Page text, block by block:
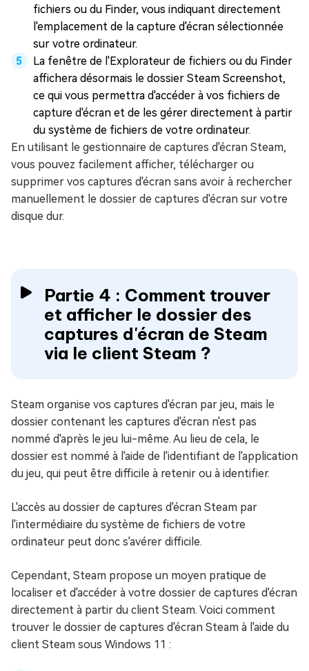
fichiers ou du Finder, vous indiquant directement
l'emplacement de la capture d'écran sélectionnée
sur votre ordinateur.
La fenêtre de l'Explorateur de fichiers ou du Finder
affichera désormais le dossier Steam Screenshot,
ce qui vous permettra d'accéder à vos fichiers de
capture d'écran et de les gérer directement à partir
du système de fichiers de votre ordinateur.
En utilisant le gestionnaire de captures d'écran Steam,
vous pouvez facilement afficher, télécharger ou
supprimer vos captures d'écran sans avoir à rechercher
manuellement le dossier de captures d'écran sur votre
disque dur.
Partie 4 : Comment trouver
et afficher le dossier des
captures d'écran de Steam
via le client Steam ?
Steam organise vos captures d'écran par jeu, mais le
dossier contenant les captures d'écran n'est pas
nommé d'après le jeu lui-même. Au lieu de cela, le
dossier est nommé à l'aide de l'identifiant de l'application
du jeu, qui peut être difficile à retenir ou à identifier.
L'accès au dossier de captures d'écran Steam par
l'intermédiaire du système de fichiers de votre
ordinateur peut donc s'avérer difficile.
Cependant, Steam propose un moyen pratique de
localiser et d'accéder à votre dossier de captures d'écran
directement à partir du client Steam. Voici comment
trouver le dossier de captures d'écran Steam à l'aide du
client Steam sous Windows 11 :